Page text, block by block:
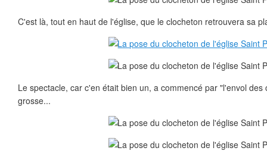
C'est là, tout en haut de l'église, que le clocheton retrouvera sa
Le spectacle, car c'en était bien un, a commencé par "l'envol des
grosse...